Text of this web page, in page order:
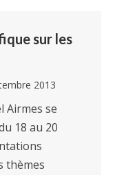
sur les
2013
Airmes se
18 au 20
thèmes